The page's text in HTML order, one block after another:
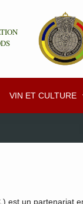
VIN ET CULTURE
est un partenariat